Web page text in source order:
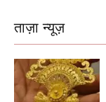
ताज़ा न्यूज़